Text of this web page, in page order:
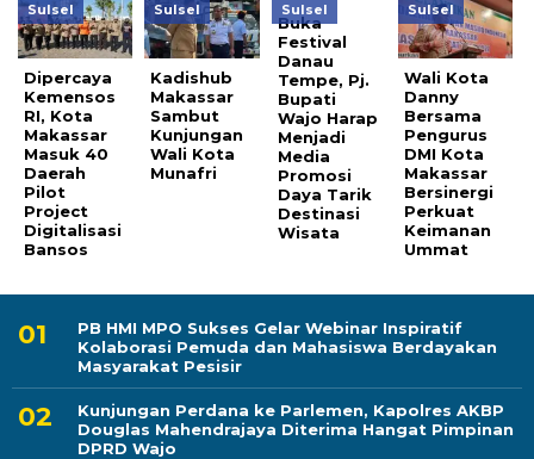
Sulsel
Dipercaya
Kemensos
RI, Kota
Makassar
Masuk 40
Daerah
Pilot
Project
Digitalisasi
Bansos
Sulsel
Kadishub
Makassar
Sambut
Kunjungan
Wali Kota
Munafri
Sulsel
Buka
Festival
Danau
Tempe, Pj.
Bupati
Wajo Harap
Menjadi
Media
Promosi
Daya Tarik
Destinasi
Wisata
Sulsel
Wali Kota
Danny
Bersama
Pengurus
DMI Kota
Makassar
Bersinergi
Perkuat
Keimanan
Ummat
PB HMI MPO Sukses Gelar Webinar Inspiratif
Kolaborasi Pemuda dan Mahasiswa Berdayakan
Masyarakat Pesisir
Kunjungan Perdana ke Parlemen, Kapolres AKBP
Douglas Mahendrajaya Diterima Hangat Pimpinan
DPRD Wajo